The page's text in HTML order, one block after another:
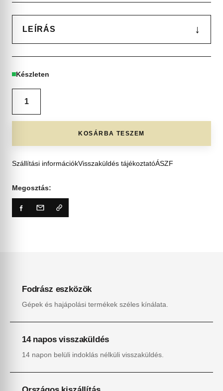
LEÍRÁS ↓
Készleten
KOSÁRBA TESZEM
Szállítási információkVisszaküldés tájékoztatóÁSZF
Megosztás:
Fodrász eszközök
Gépek és hajápolási termékek széles kínálata.
14 napos visszaküldés
14 napon belüli indoklás nélküli visszaküldés.